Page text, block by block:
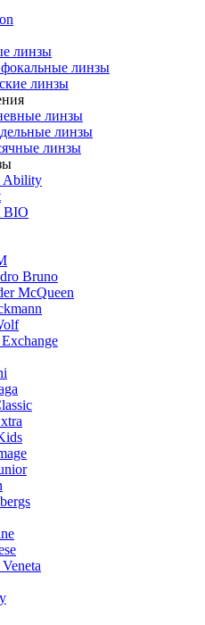
линзы
линзы
линзы
линзы
линзы
линзы
Ability
BIO
Bruno
McQueen